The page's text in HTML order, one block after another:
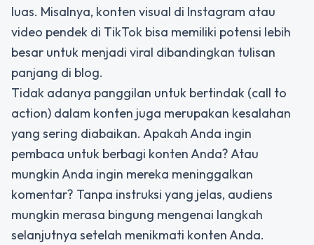
luas. Misalnya, konten visual di Instagram atau
video pendek di TikTok bisa memiliki potensi lebih
besar untuk menjadi viral dibandingkan tulisan
panjang di blog.
Tidak adanya panggilan untuk bertindak (call to
action) dalam konten juga merupakan kesalahan
yang sering diabaikan. Apakah Anda ingin
pembaca untuk berbagi konten Anda? Atau
mungkin Anda ingin mereka meninggalkan
komentar? Tanpa instruksi yang jelas, audiens
mungkin merasa bingung mengenai langkah
selanjutnya setelah menikmati konten Anda.